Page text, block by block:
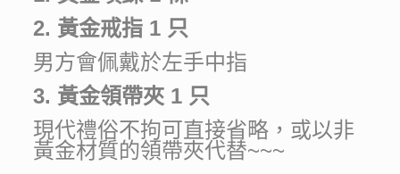
2. 黃金戒指 1 只
男方會佩戴於左手中指
3. 黃金領帶夾 1 只
現代禮俗不拘可直接省略，或以非
黃金材質的領帶夾代替~~~